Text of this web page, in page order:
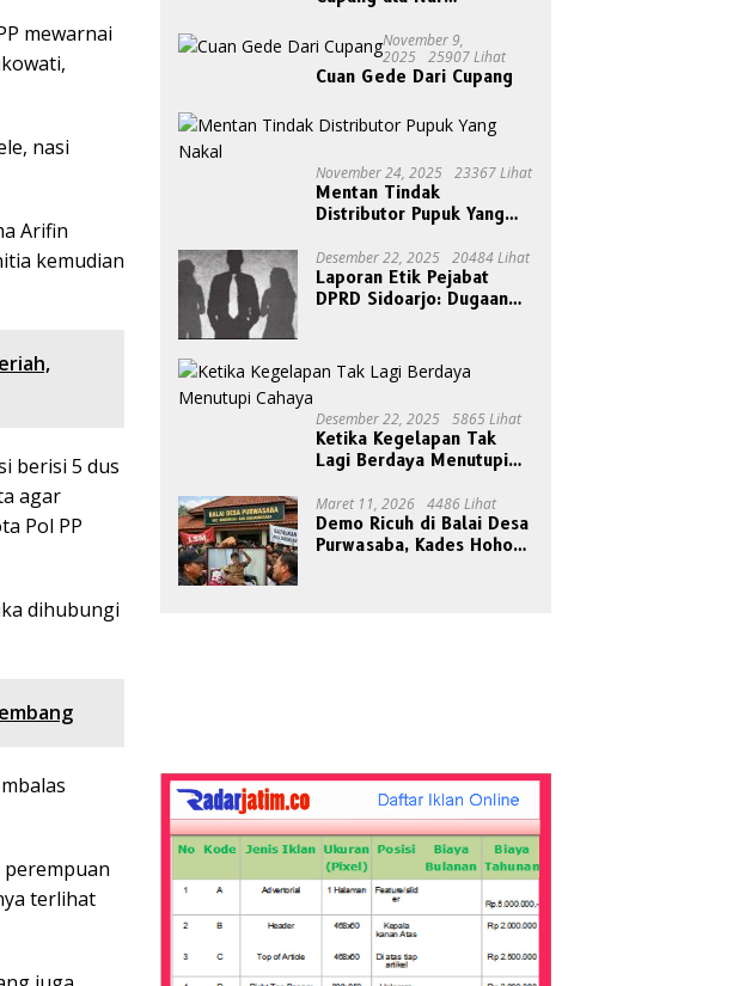
mewarnai
nasi
Arifin
kemudian
berisi 5 dus
agar
Pol PP
dihubungi
terlihat
Bogen
November 9,
2025
25907 Lihat
Cuan Gede Dari Cupang
November 24, 2025 23367 Lihat
Mentan Tindak
Distributor Pupuk Yang
Desember 22, 2025 20484 Lihat
Laporan Etik Pejabat
DPRD Sidoarjo: Dugaan
Desember 22, 2025 5865 Lihat
Ketika Kegelapan Tak
Lagi Berdaya Menutupi
Maret 11, 2026 4486 Lihat
Demo Ricuh di Balai Desa
Purwasaba, Kades Hoho